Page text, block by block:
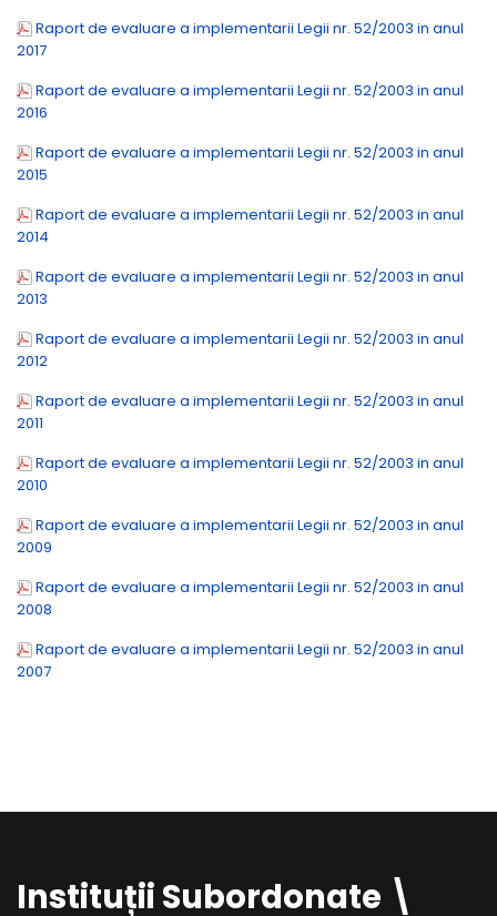
Raport de evaluare a implementarii Legii nr. 52/2003 in anul
2017
Raport de evaluare a implementarii Legii nr. 52/2003 in anul
2016
Raport de evaluare a implementarii Legii nr. 52/2003 in anul
2015
Raport de evaluare a implementarii Legii nr. 52/2003 in anul
2014
Raport de evaluare a implementarii Legii nr. 52/2003 in anul
2013
Raport de evaluare a implementarii Legii nr. 52/2003 in anul
2012
Raport de evaluare a implementarii Legii nr. 52/2003 in anul
2011
Raport de evaluare a implementarii Legii nr. 52/2003 in anul
2010
Raport de evaluare a implementarii Legii nr. 52/2003 in anul
2009
Raport de evaluare a implementarii Legii nr. 52/2003 in anul
2008
Raport de evaluare a implementarii Legii nr. 52/2003 in anul
2007
Instituții Subordonate \